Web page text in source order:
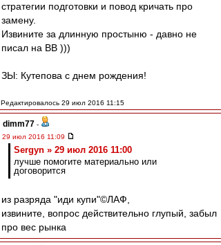
стратегии подготовки и повод кричать про
замену.
Извините за длинную простыню - давно не
писал на ВВ )))
ЗЫ: Кутепова с днем рождения!
Редактировалось 29 июл 2016 11:15
dimm77 -
29 июл 2016 11:09
Sergyn » 29 июл 2016 11:00
лучше помогите материально или
договорится
из разряда "иди купи"©ЛАФ,
извините, вопрос действительно глупый, забыл
про вес рынка